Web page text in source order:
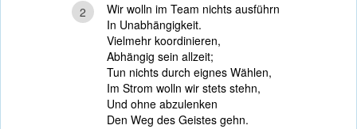
2
Wir wolln im Team nichts ausführn
In Unabhängigkeit.
Vielmehr koordinieren,
Abhängig sein allzeit;
Tun nichts durch eignes Wählen,
Im Strom wolln wir stets stehn,
Und ohne abzulenken
Den Weg des Geistes gehn.